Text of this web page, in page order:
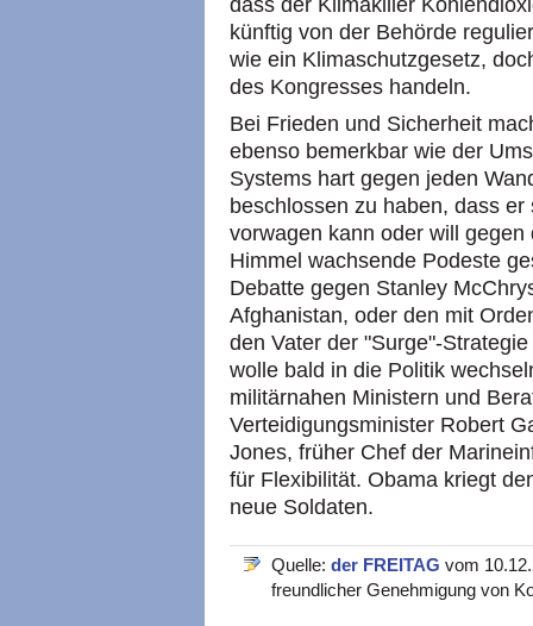
dass der Klimakiller
künftig von der Behörde
wie ein Klimaschutzgesetz,
des Kongresses handeln.
Bei Frieden und Sicherheit
ebenso bemerkbar wie der
Systems hart gegen jeden
beschlossen zu haben, dass
vorwagen kann oder will
Himmel wachsende Podeste
Debatte gegen Stanley
Afghanistan, oder den mit
den Vater der "Surge"-
wolle bald in die Politik
militärnahen Ministern und
Verteidigungsminister Robert
Jones, früher Chef der
für Flexibilität. Obama kriegt
neue Soldaten.
Quelle: der FREITAG vom
freundlicher Genehmigung von